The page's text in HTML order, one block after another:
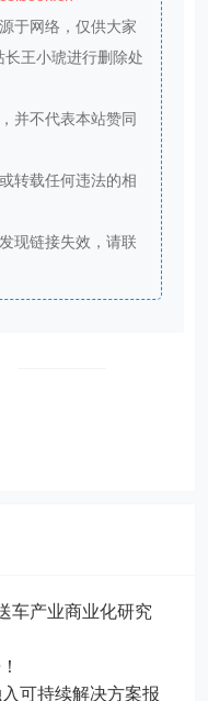
于网络，仅供大家
王小琥进行删除处
并不代表本站赞同
转载任何违法的相
现链接失效，请联
车产业商业化研究
可持续解决方案报